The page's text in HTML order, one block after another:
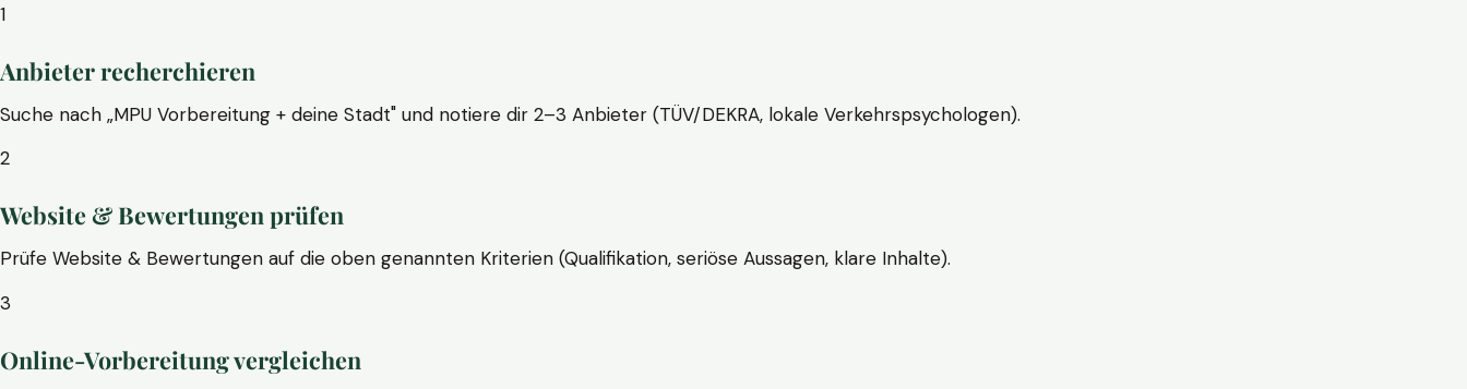
1
Anbieter recherchieren
Suche nach „MPU Vorbereitung + deine Stadt" und notiere dir 2–3 Anbieter (TÜV/DEKRA, lokale Verkehrspsychologen).
2
Website & Bewertungen prüfen
Prüfe Website & Bewertungen auf die oben genannten Kriterien (Qualifikation, seriöse Aussagen, klare Inhalte).
3
Online-Vorbereitung vergleichen